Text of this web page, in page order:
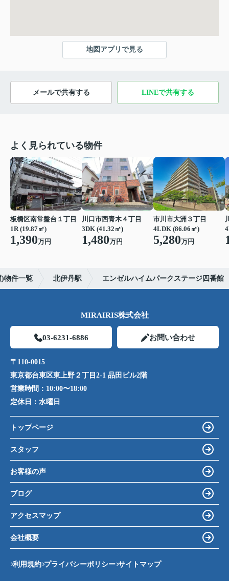
地図アプリで見る
メールで共有する LINEで共有する
よく見られている物件
板橋区南常盤台１丁目
1R (19.87㎡)
1,390万円
川口市西青木４丁目
3DK (41.32㎡)
1,480万円
市川市大洲３丁目
4LDK (86.06㎡)
5,280万円
物件一覧 北伊丹駅 エンゼルハイムパークステージ四番館
MIRAIRIS株式会社
03-6231-6886 お問い合わせ
〒110-0015
東京都台東区東上野２丁目2-1 品田ビル2階
営業時間： 10:00〜18:00
定休日： 水曜日
トップページ
スタッフ
お客様の声
ブログ
アクセスマップ
会社概要
利用規約 プライバシーポリシー サイトマップ